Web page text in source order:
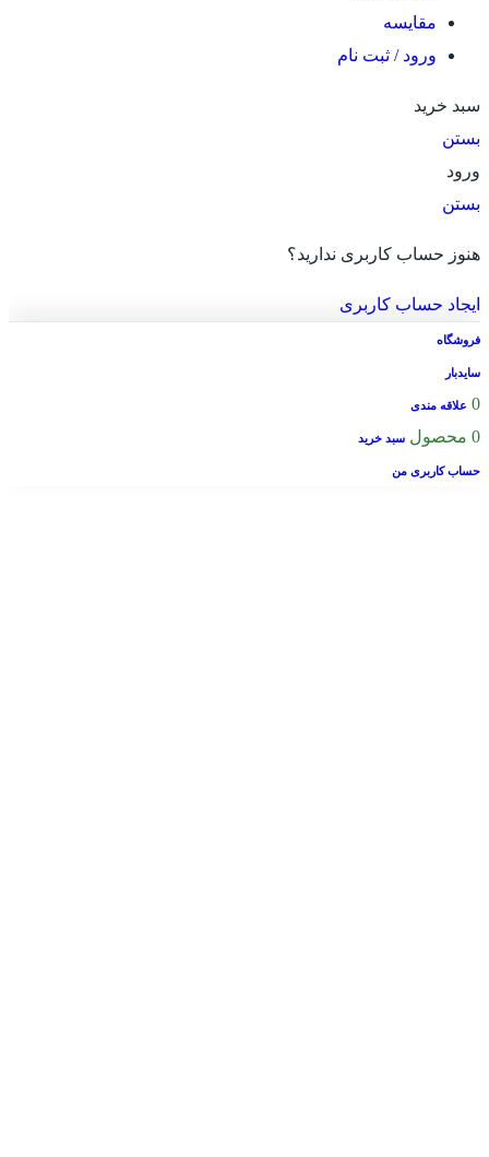
مقایسه
ورود / ثبت نام
سبد خرید
بستن
ورود
بستن
هنوز حساب کاربری ندارید؟
ایجاد حساب کاربری
فروشگاه
سایدبار
0 علاقه مندی
0 محصول سبد خرید
حساب کاربری من